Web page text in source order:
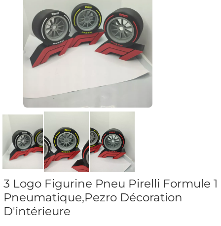
3 Logo Figurine Pneu Pirelli Formule 1
Pneumatique,Pezro Décoration
D'intérieure